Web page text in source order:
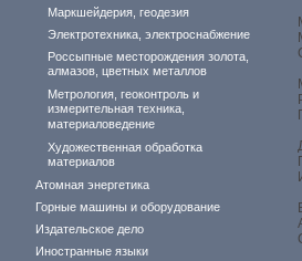
Маркшейдерия, геодезия
Электротехника, электроснабжение
Россыпные месторождения золота,
алмазов, цветных металлов
Метрология, геоконтроль и
измерительная техника,
материаловедение
Художественная обработка
материалов
Атомная энергетика
Горные машины и оборудование
Издательское дело
Иностранные языки